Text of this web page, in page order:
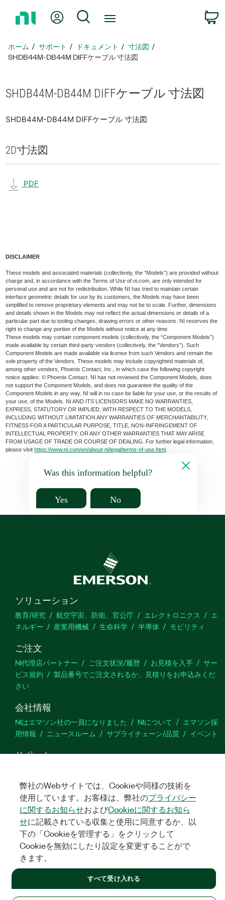
ペ
ー
戻
Myアカウント
検索
ホーム サポート ドキュメント
寸法図
SHDB44M-DB44M DIFFケーブル 寸法図
SHDB44M-DB44M DIFFケーブル 寸法図
SHDB44M-DB44M DIFFケーブル 寸法図
2D寸法図
PDF
DISCLAIMER
These models and associated materials (collectively, the “Models”) are provided without
charge and, in accordance with the Terms of Use of ni.com, are only intended for
personal use and are not for redistribution. While NI has tried to maintain certain
interface geometric details for use by its customers, the Models may have been
simplified to remove proprietary elements and may not be to scale. Further, dimensions
and details shown in the Models may not reflect the actual dimensions or details of a
particular part due to tooling changes, drawing errors or other reasons. NI reserves the
right to change any portion of the Models without notice at any time.
These models may contain component models (collectively, the “Component Models”)
made available by certain third-party vendors (collectively, the “Vendors”). Such
Component Models are made available via license from such Vendors and remain the
sole property of the Vendors. These models may include copyrighted materials of,
among other vendors, Phoenix Contact, Inc., in which case the following copyright
notice applies: © Phoenix Contact. NI has not reviewed the Component Models, does
not support the Component Models, and does not guarantee the quality of the
Component Models in any way. NI will in no case be liable for your use, or the results of
your use, of the Models. NI AND ITS LICENSORS MAKE NO WARRANTIES,
EXPRESS, STATUTORY OR IMPLIED, WITH RESPECT TO THE MODELS,
INCLUDING WITHOUT LIMITATION ANY WARRANTIES OF MERCHANTABILITY,
FITNESS FOR A PARTICULAR PURPOSE, TITLE, NON-INFRINGEMENT OF
INTELLECTUAL PROPERTY, OR ANY OTHER WARRANTIES THAT MAY ARISE
FROM USAGE OF TRADE OR COURSE OF DEALING. For further legal information,
please visithttps://www.ni.com/en/about-ni/legal/terms-of-use.html
Was this information helpful?
Yes No
ソリューション
教育/研究 航空宇宙、防衛、官公庁 エレクトロニクス
エ
ネルギー
産業用機械 生命科学 半導体 モビリティ
ご注文
NI代理店パートナー ご注文状況/履歴 お見積を入手
サー
ビス規約
製品番号でご注文されるか、見積りをお申込みくだ
さい
会社情報
NIはエマソン社の一員になりました NIについて
エマソン採
用情報
ニュースルーム サプライチェーン/品質 イベント
サポート
ム
製品のアクティブ化 サポートリクエスト
サイトに関
するご意見
TwitterYouTube
| プライバシー|
©NATIONAL INSTRUMENTS CORP. ALL RIGHTS RESERVED.
弊社のWebサイトでは、Cookieや同様の技術を
使用しています。お客様は、弊社のプライバシー
に関するお知らせおよびCookieに関するお知ら
せに記載されている収集と使用に同意するか、以
下の「Cookieを管理する」をクリックして
Cookieを無効にしたり設定を変更することがで
きます。
すべて受け入れる